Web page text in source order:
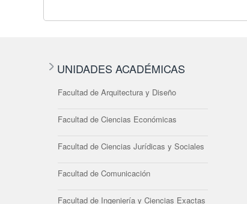
UNIDADES ACADÉMICAS
Facultad de Arquitectura y Diseño
Facultad de Ciencias Económicas
Facultad de Ciencias Jurídicas y Sociales
Facultad de Comunicación
Facultad de Ingeniería y Ciencias Exactas